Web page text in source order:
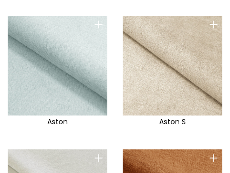
Doro
Dream AGM
Dress Me
Drop
Eclipse
Eddy
Eden
Elefan
Elegant Wish
+
Aston
+
Aston S
+ +